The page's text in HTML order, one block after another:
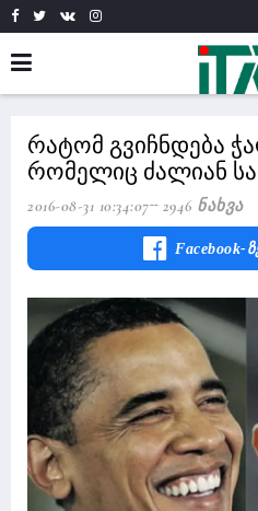
რატომ გვიჩნდება
რომელიც ძალიან
2016-08-31 10:34:07 2946 Ნახვა
Facebook-